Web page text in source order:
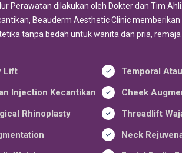
Perawatan dilakukan oleh Dokter dan Tim
Beauderm Aesthetic Clinic memberikan
tanpa bedah untuk wanita dan pria, remaja
Lift
Temporal
Injection Kecantikan
Cheek
Rhinoplasty
Threadlift
Neck